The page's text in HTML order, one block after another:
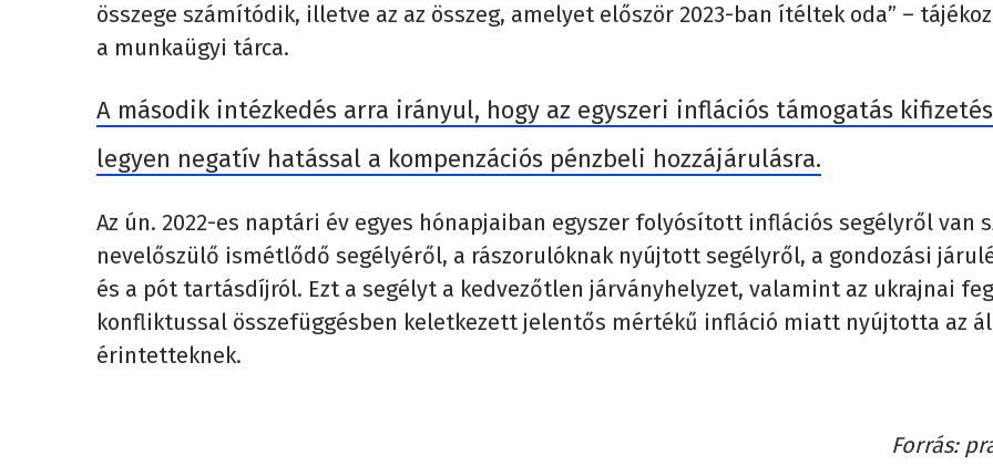
összege számítódik, illetve az az összeg, amelyet először 2023-ban ítéltek oda” –
a munkaügyi tárca.
A második intézkedés arra irányul, hogy az egyszeri inflációs támogatás
legyen negatív hatással a kompenzációs pénzbeli hozzájárulásra.
Az ún. 2022-es naptári év egyes hónapjaiban egyszer folyósított inflációs segélyről van
nevelőszülő ismétlődő segélyéről, a rászorulóknak nyújtott segélyről, a gondozási
és a pót tartásdíjról. Ezt a segélyt a kedvezőtlen járványhelyzet, valamint az ukrajnai
konfliktussal összefüggésben keletkezett jelentős mértékű infláció miatt nyújtotta az
érintetteknek.
Forrás